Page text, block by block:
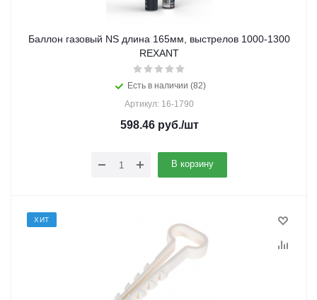
Баллон газовый NS длина 165мм, выстрелов 1000-1300
REXANT
Есть в наличии (82)
Артикул: 16-1790
598.46руб./шт
В корзину
ХИТ